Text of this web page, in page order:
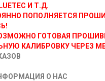
И Т.Д.
ПОПОЛНЯЕТСЯ
ГОТОВАЯ
КАЛИБРОВКУ ЧЕРЕЗ
О НАС